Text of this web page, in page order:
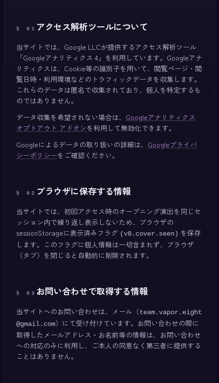
§ 01 アクセス解析ツールについて
当サイトでは、Google LLCが提供するアクセス解析ツール
「Googleアナリティクス 4」を利用しています。Googleアナ
リティクスは、Cookie等の識別子を用いて、閲覧ページ・閲
覧日時・利用環境などのトラフィックデータを収集します。
これらのデータは匿名で収集されており、個人を特定するも
のではありません。
データ収集を希望されない場合は、 Googleアナリティクス
オプトアウト アドオンを利用して無効化できます。
Googleによるデータの取り扱いの詳細は、 Googleプライバ
シーポリシーをご確認ください。
§ 02 ブラウザに保存する情報
当サイトでは、初回アクセス時のオープニング演出を同じセ
ッション内で繰り返し表示しないため、ブラウザの
sessionStorageに表示済みフラグ (v8.cover.seen) を保存
します。このフラグに個人情報は一切含まれず、ブラウザ
（タブ）を閉じると自動的に削除されます。
§ 03 お問い合わせで取得する情報
当サイトへのお問い合わせは、メール（team.vapor.eight
@gmail.com）にて受け付けています。お問い合わせの際に
取得したメールアドレス・お名前等の情報は、お問い合わせ
への対応のみに利用し、ご本人の同意なく第三者に提供する
ことはありません。